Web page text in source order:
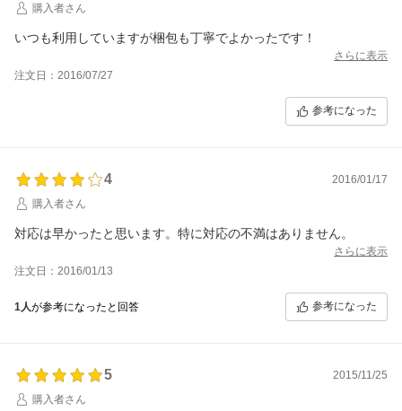
購入者さん
いつも利用していますが梱包も丁寧でよかったです！
さらに表示
注文日：2016/07/27
参考になった
4
2016/01/17
購入者さん
対応は早かったと思います。特に対応の不満はありません。
さらに表示
注文日：2016/01/13
1人が参考になったと回答 参考になった
5
2015/11/25
購入者さん